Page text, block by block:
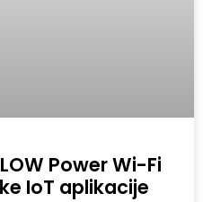
Power Wi-Fi
IoT aplikacije